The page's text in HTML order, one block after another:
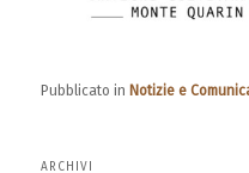
Pubblicato in Notizie e
ARCHIVI